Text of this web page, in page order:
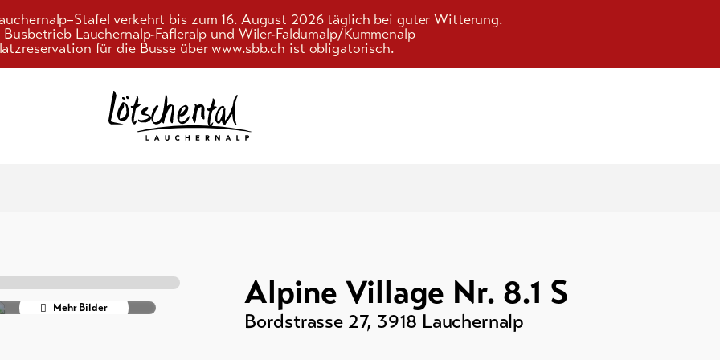
verkehrt bis zum 16. August 2026 täglich bei guter Witterung.
Busbetrieb Lauchernalp-Fafleralp und Wiler-Faldumalp/Kummenalp
für die Busse über www.sbb.ch ist obligatorisch.
Mehr Bilder Alpine Village Nr. 8.1 S
Bordstrasse 27, 3918 Lauchernalp